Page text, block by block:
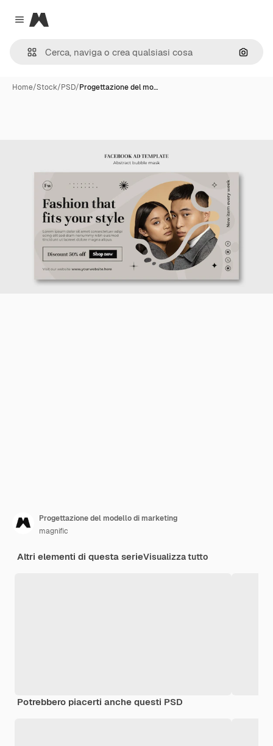
Close menu
Magnific
Cerca
Home/Stock/PSD/Progettazione del mo…
Progettazione del modello di marketing
magnific
Altri elementi di questa serieVisualizza tutto
Potrebbero piacerti anche questi PSD